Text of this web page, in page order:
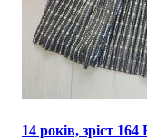
14 років, зріст